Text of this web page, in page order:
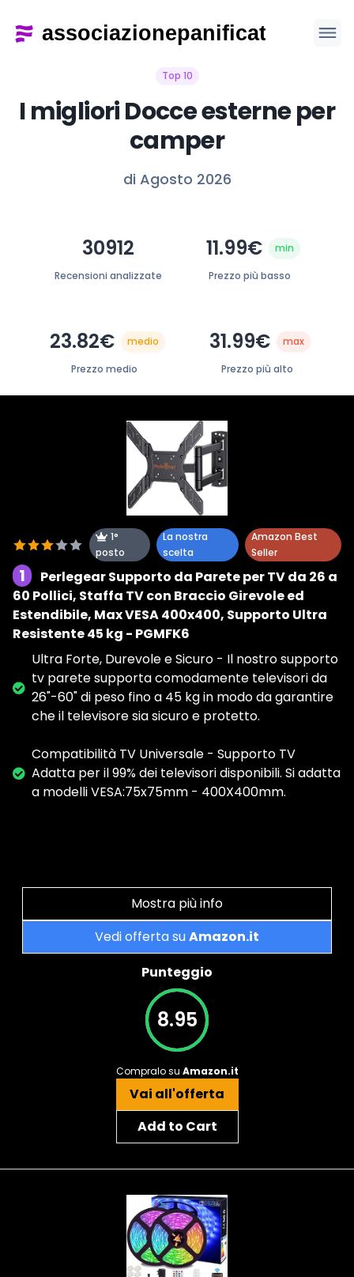
Top 10
I migliori Docce esterne per
camper
di Agosto 2026
30912
Recensioni analizzate
11.99€ min
Prezzo più basso
23.82€ medio
Prezzo medio
31.99€ max
Prezzo più alto
1°
posto
La nostra
scelta
Amazon Best
Seller
1
Perlegear Supporto da Parete per TV da 26 a
60 Pollici, Staffa TV con Braccio Girevole ed
Estendibile, Max VESA 400x400, Supporto Ultra
Resistente 45 kg - PGMFK6
Ultra Forte, Durevole e Sicuro - Il nostro supporto
tv parete supporta comodamente televisori da
26"-60" di peso fino a 45 kg in modo da garantire
che il televisore sia sicuro e protetto.
Compatibilità TV Universale - Supporto TV
Adatta per il 99% dei televisori disponibili. Si adatta
a modelli VESA:75x75mm - 400X400mm.
Mostra più info
Vedi offerta suAmazon.it
Punteggio
8.95
Compralo su Amazon.it
Vai all'offerta
Add to Cart